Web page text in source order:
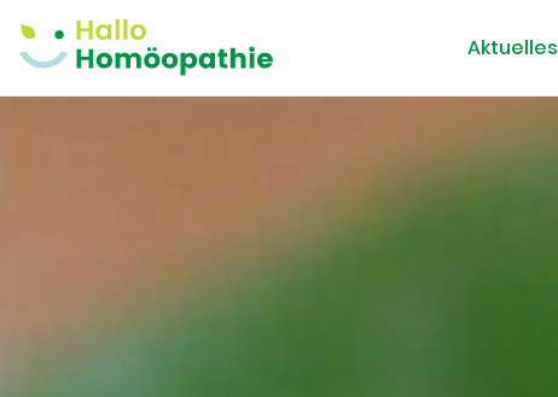
Aktuelles